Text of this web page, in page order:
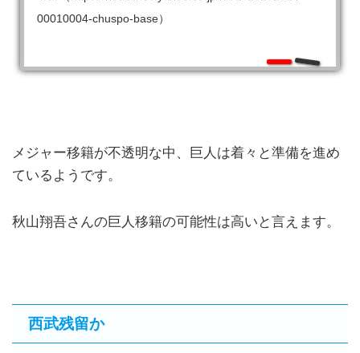
00010004-chuspo-base）
メジャー移籍が不透明な中、巨人は着々と準備を進め
ているようです。
秋山翔吾さんの巨人移籍の可能性は高いと言えます。
西武残留か